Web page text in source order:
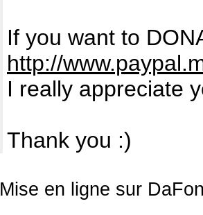
If you want to
http://
I really appreciate
Thank you :)
Mise en ligne sur